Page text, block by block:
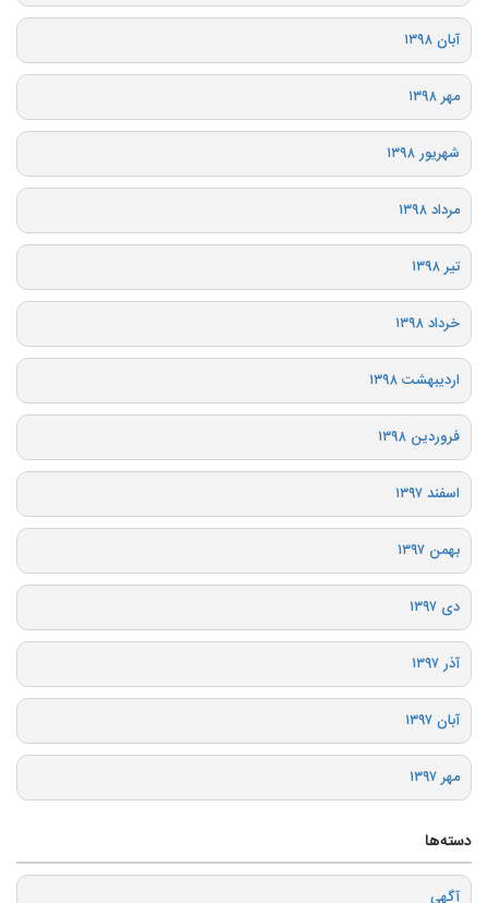
آبان ۱۳۹۸
مهر ۱۳۹۸
شهریور ۱۳۹۸
مرداد ۱۳۹۸
تیر ۱۳۹۸
خرداد ۱۳۹۸
اردیبهشت ۱۳۹۸
فروردین ۱۳۹۸
اسفند ۱۳۹۷
بهمن ۱۳۹۷
دی ۱۳۹۷
آذر ۱۳۹۷
آبان ۱۳۹۷
مهر ۱۳۹۷
دسته‌ها
آگهی